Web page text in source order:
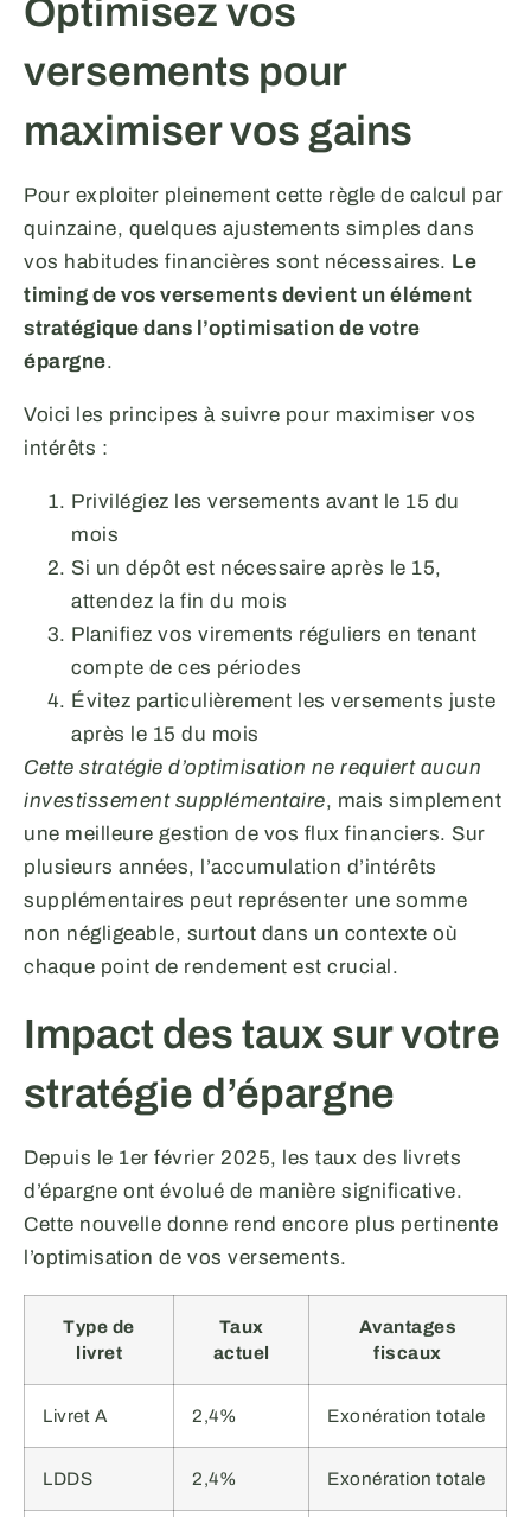
Optimisez vos
versements pour
maximiser vos gains
Pour exploiter pleinement cette règle de calcul par
quinzaine, quelques ajustements simples dans
vos habitudes financières sont nécessaires. Le
timing de vos versements devient un élément
stratégique dans l’optimisation de votre
épargne.
Voici les principes à suivre pour maximiser vos
intérêts :
Privilégiez les versements avant le 15 du
mois
Si un dépôt est nécessaire après le 15,
attendez la fin du mois
Planifiez vos virements réguliers en tenant
compte de ces périodes
Évitez particulièrement les versements juste
après le 15 du mois
Cette stratégie d’optimisation ne requiert aucun
investissement supplémentaire, mais simplement
une meilleure gestion de vos flux financiers. Sur
plusieurs années, l’accumulation d’intérêts
supplémentaires peut représenter une somme
non négligeable, surtout dans un contexte où
chaque point de rendement est crucial.
Impact des taux sur votre
stratégie d’épargne
Depuis le 1er février 2025, les taux des livrets
d’épargne ont évolué de manière significative.
Cette nouvelle donne rend encore plus pertinente
l’optimisation de vos versements.
Type de
livret
Taux
actuel
Avantages
fiscaux
Livret A 2,4% Exonération totale
LDDS 2,4% Exonération totale